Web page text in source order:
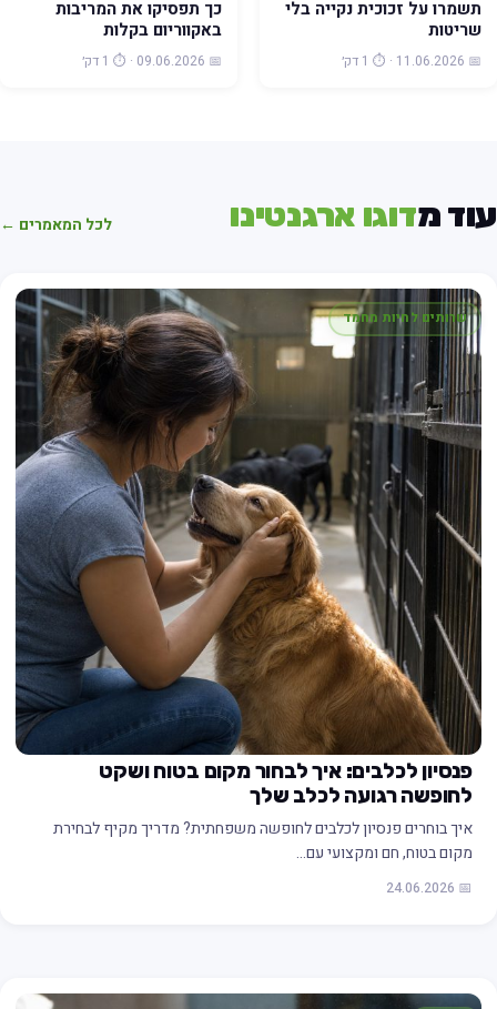
תשמרו על זכוכית נקייה בלי
שריטות
📅 11.06.2026 · ⏱️ 1 דק׳
כך תפסיקו את המריבות
באקווריום בקלות
📅 09.06.2026 · ⏱️ 1 דק׳
מדוגו ארגנטינו לכל המאמרים ←
שרותים לחיות מחמד
פנסיון לכלבים: איך לבחור מקום בטוח ושקט
לחופשה רגועה לכלב שלך
איך בוחרים פנסיון לכלבים לחופשה משפחתית? מדריך מקיף לבחירת
מקום בטוח, חם ומקצועי עם…
📅 24.06.2026